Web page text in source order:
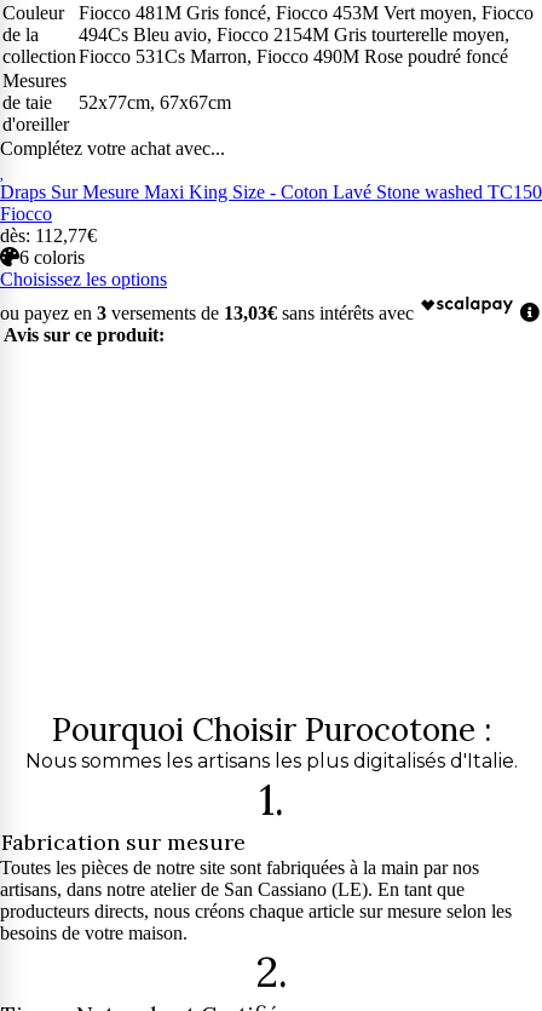
Couleur
de la
collection
Fiocco 481M Gris foncé, Fiocco 453M Vert moyen, Fiocco
494Cs Bleu avio, Fiocco 2154M Gris tourterelle moyen,
Fiocco 531Cs Marron, Fiocco 490M Rose poudré foncé
Mesures
de taie
d'oreiller
52x77cm, 67x67cm
Complétez votre achat avec...
Draps Sur Mesure Maxi King Size - Coton Lavé Stone washed TC150
Fiocco
dès: 112,77€
6 coloris
Choisissez les options
ou payez en 3 versements de 13,03€ sans intérêts avec
Avis sur ce produit:
Pourquoi Choisir Purocotone :
Nous sommes les artisans les plus digitalisés d'Italie.
1.
Fabrication sur mesure
Toutes les pièces de notre site sont fabriquées à la main par nos
artisans, dans notre atelier de San Cassiano (LE). En tant que
producteurs directs, nous créons chaque article sur mesure selon les
besoins de votre maison.
2.